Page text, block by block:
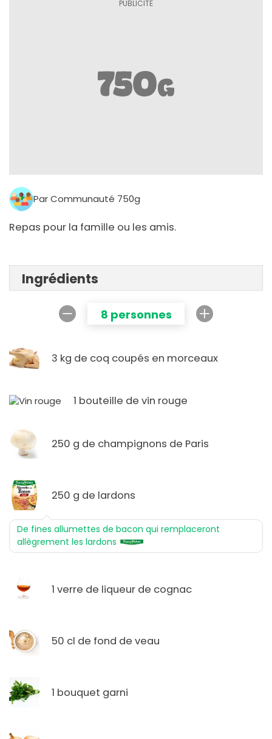
Par Communauté 750g
Repas pour la famille ou les amis.
Ingrédients
8 personnes
3 kg de coq coupés en morceaux
1 bouteille de vin rouge
250 g de champignons de Paris
250 g de lardons
De fines allumettes de bacon qui remplaceront
allègrement les lardons
1 verre de liqueur de cognac
50 cl de fond de veau
1 bouquet garni